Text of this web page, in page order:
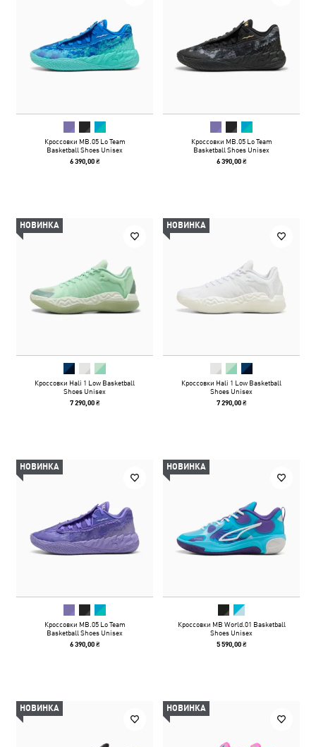
Кроссовки MB.05 Lo Team
Basketball Shoes Unisex
6 390,00 ₴
Кроссовки MB.05 Lo Team
Basketball Shoes Unisex
6 390,00 ₴
НОВИНКА
Кроссовки Hali 1 Low Basketball
Shoes Unisex
7 290,00 ₴
НОВИНКА
Кроссовки Hali 1 Low Basketball
Shoes Unisex
7 290,00 ₴
НОВИНКА
Кроссовки MB.05 Lo Team
Basketball Shoes Unisex
6 390,00 ₴
НОВИНКА
Кроссовки MB World.01 Basketball
Shoes Unisex
5 590,00 ₴
НОВИНКА НОВИНКА